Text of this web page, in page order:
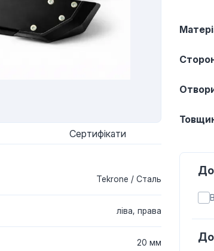
Сертифікати
Tekrone / Сталь
ліва, права
20 мм